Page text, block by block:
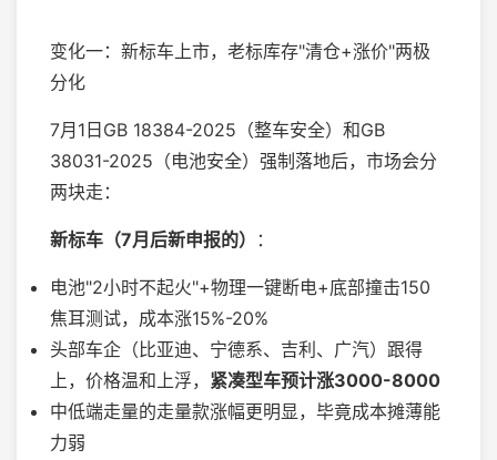
变化一：新标车上市，老标库存"清仓+涨价"两极
分化
7月1日GB 18384-2025（整车安全）和GB
38031-2025（电池安全）强制落地后，市场会分
两块走：
新标车（7月后新申报的） ：
电池"2小时不起火"+物理一键断电+底部撞击150
焦耳测试，成本涨15%-20%
头部车企（比亚迪、宁德系、吉利、广汽）跟得
上，价格温和上浮， 紧凑型车预计涨3000-8000
中低端走量的走量款涨幅更明显，毕竟成本摊薄能
力弱